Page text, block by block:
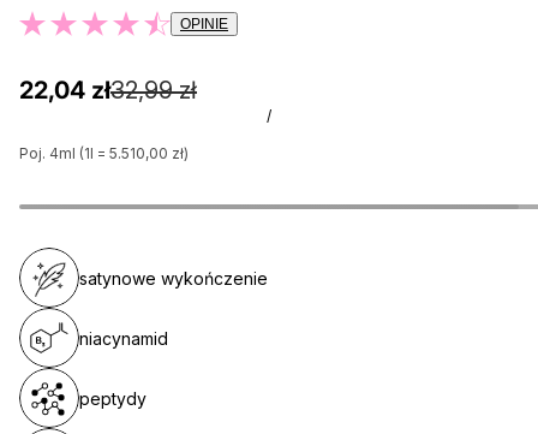
OPINIE
22,04 zł32,99 zł
/
Poj. 4ml (1l = 5.510,00 zł)
niacynamid
peptydy
satynowe wykończenie